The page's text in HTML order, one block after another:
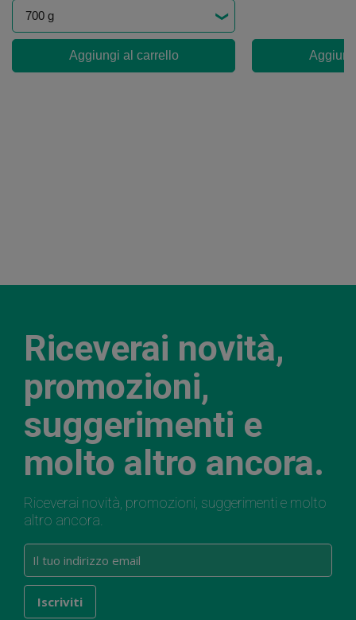
Aggiungi al carrello
Riceverai novità,
promozioni,
suggerimenti e
molto altro ancora.
Riceverai novità, promozioni, suggerimenti e molto
altro ancora.